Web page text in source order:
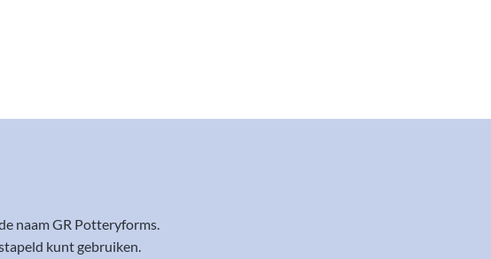
naam GR Potteryforms.
kunt gebruiken.